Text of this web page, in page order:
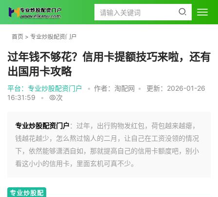
首页 > 专业炒股配资门户
过年钱不够花？信用卡提额技巧来啦，还有
出国用卡攻略
平台：专业炒股配资门户 • 作者：淘配网 •
更新：2026-01-26
16:31:59
• 次
专业炒股配资门户：过年，出行购物发红包，荷包越来越瘪，
钱越花越少，怎么熬过恼人的二月，让自己在工资没领的情况
下，依然能够潇洒自如，那就提高自己的信用卡额度吧，别小
看这小小的信用卡，里面玄机可真不少。
专业炒股配